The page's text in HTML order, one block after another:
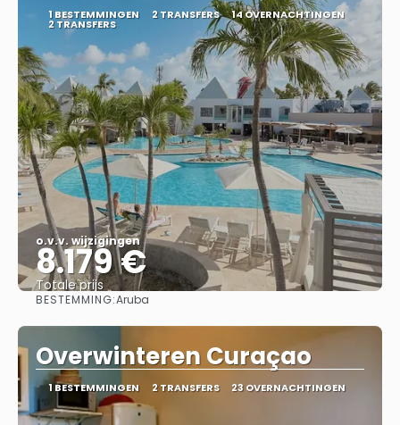
1 BESTEMMINGEN 2 TRANSFERS 14 OVERNACHTINGEN
2 TRANSFERS
o.v.v. wijzigingen
8.179 €
Totale prijs
BESTEMMING:Aruba
Overwinteren Curaçao
1 BESTEMMINGEN 2 TRANSFERS 23 OVERNACHTINGEN